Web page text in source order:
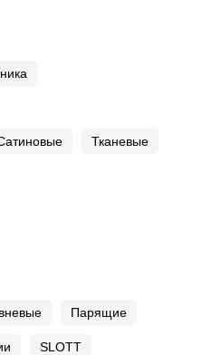
Тканевые
Парящие
SLOTT